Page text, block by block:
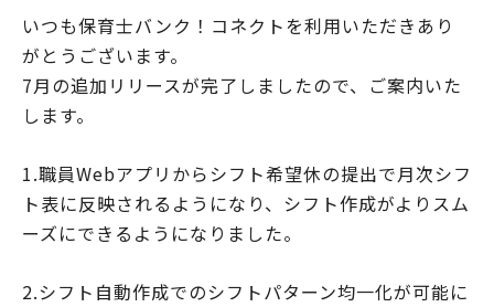
いつも保育士バンク！コネクトを利用いただきあり
がとうございます。
7月の追加リリースが完了しましたので、ご案内いた
します。
1.職員Webアプリからシフト希望休の提出で月次シフ
ト表に反映されるようになり、シフト作成がよりスム
ーズにできるようになりました。
2.シフト自動作成でのシフトパターン均一化が可能に